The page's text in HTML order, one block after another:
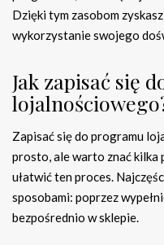
Dzięki tym zasobom
wykorzystanie swojego
Jak zapisać się
Zapisać się do programu
prosto, ale warto znać kilka
ułatwić ten proces.
sposobami: poprzez
bezpośrednio w sklepie.